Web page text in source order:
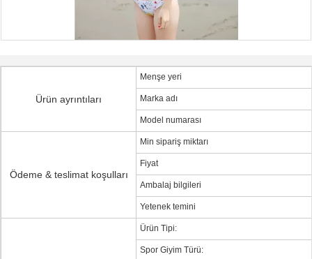
Ürün ayrıntıları
Menşe yeri
Marka adı
Model numarası
Ödeme & teslimat koşulları
Min sipariş miktarı
Fiyat
Ambalaj bilgileri
Yetenek temini
Ürün Tipi:
Spor Giyim Türü: